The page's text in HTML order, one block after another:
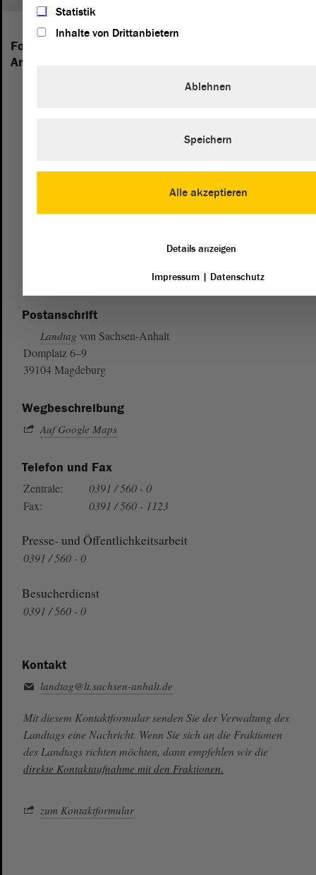
Folgende Fraktionen sind im Landtag von Sachsen-
Anhalt vertreten:
Postanschrift
Landtag von Sachsen-Anhalt
Domplatz 6–9
39104 Magdeburg
Wegbeschreibung
Auf Google Maps
Telefon und Fax
Zentrale:
0391 / 560 - 0
Fax:
0391 / 560 - 1123
Presse- und Öffentlichkeitsarbeit
0391 / 560 - 0
Besucherdienst
0391 / 560 - 0
Kontakt
landtag@lt.sachsen-anhalt.de
Mit diesem Kontaktformular senden Sie der Verwaltung des
Landtags eine Nachricht. Wenn Sie sich an die Fraktionen
des Landtags richten möchten, dann empfehlen wir die
direkte Kontaktaufnahme mit den Fraktionen.
zum Kontaktformular
Statistik
Inhalte von Drittanbietern
Alle akzeptieren
Ablehnen
Speichern
Details anzeigen
Impressum | Datenschutz